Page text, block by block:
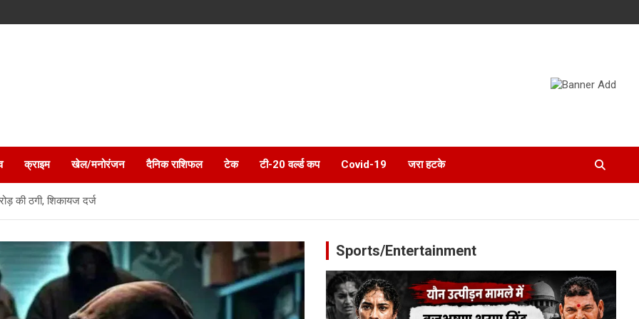
क्राइम खेल/मनोरंजन दैनिक राशिफल टेक टी-20 वर्ल्ड कप Covid-19 जरा हटके
की ठगी, शिकायज दर्ज
Sports/Entertainment